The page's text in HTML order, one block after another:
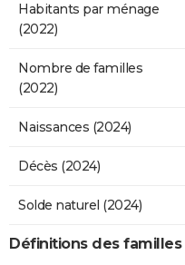
Habitants par ménage
(2022)
Nombre de familles
(2022)
Naissances (2024)
Décès (2024)
Solde naturel (2024)
Définitions des